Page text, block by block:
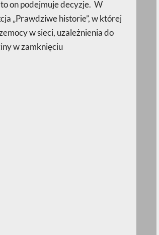
on podejmuje decyzje. W
„Prawdziwe historie”, w której
w sieci, uzależnienia do
w zamknięciu